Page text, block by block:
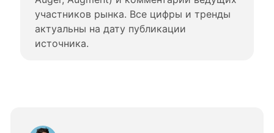
участников рынка. Все цифры и тренды
актуальны на дату публикации
источника.